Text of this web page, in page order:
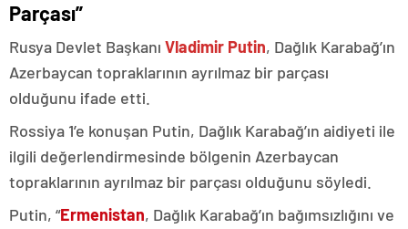
Parçası”
Rusya Devlet Başkanı Vladimir Putin, Dağlık Karabağ’ın
Azerbaycan topraklarının ayrılmaz bir parçası
olduğunu ifade etti.
Rossiya 1’e konuşan Putin, Dağlık Karabağ’ın aidiyeti ile
ilgili değerlendirmesinde bölgenin Azerbaycan
topraklarının ayrılmaz bir parçası olduğunu söyledi.
Putin, “Ermenistan, Dağlık Karabağ’ın bağımsızlığını ve